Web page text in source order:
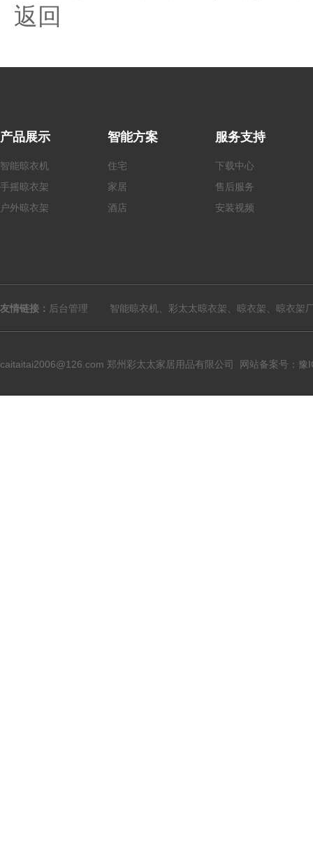
返回
产品展示
智能晾衣机
手摇晾衣架
户外晾衣架
智能方案
住宅
家居
酒店
服务支持
下载中心
售后服务
安装视频
友情链接： 后台管理 智能晾衣机、彩太太晾衣架、晾衣架、晾衣架
caitaitai2006@126.com 郑州彩太太家居用品有限公司 网站备案号：豫